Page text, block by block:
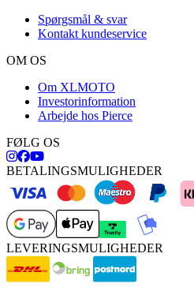
Spørgsmål & svar
Kontakt kundeservice
OM OS
Om XLMOTO
Investorinformation
Arbejde hos Pierce
FØLG OS
BETALINGSMULIGHEDER
LEVERINGSMULIGHEDER